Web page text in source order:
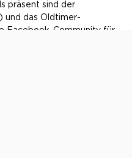
präsent sind der
und das Oldtimer-
Facebook-Community für